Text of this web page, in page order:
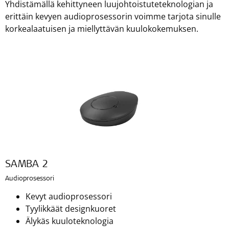
Yhdistämällä kehittyneen luujohtoistuteteknologian ja
erittäin kevyen audioprosessorin voimme tarjota sinulle
korkealaatuisen ja miellyttävän kuulokokemuksen.
SAMBA 2
Audioprosessori
Kevyt audioprosessori
Tyylikkäät designkuoret
Älykäs kuuloteknologia